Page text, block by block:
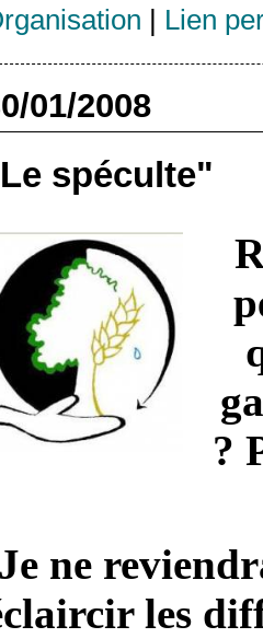
Lien
01/2008
spéculte"
?
Je ne
les